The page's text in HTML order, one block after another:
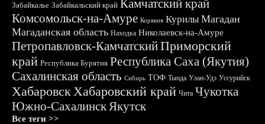
Забайкалье Забайкальский край Камчатский край
Комсомольск-на-Амуре Корякия Курилы Магадан
Магаданская область Находка Николаевск-на-Амуре
Петропавловск-КамчатскийПриморский
край Республика Бурятия Республика Саха (Якутия)
Сахалинская область Сибирь ТОФ Тында Улан-Удэ Уссурийск
ХабаровскХабаровский край Чита Чукотка
Южно-СахалинскЯкутск
Все теги >>